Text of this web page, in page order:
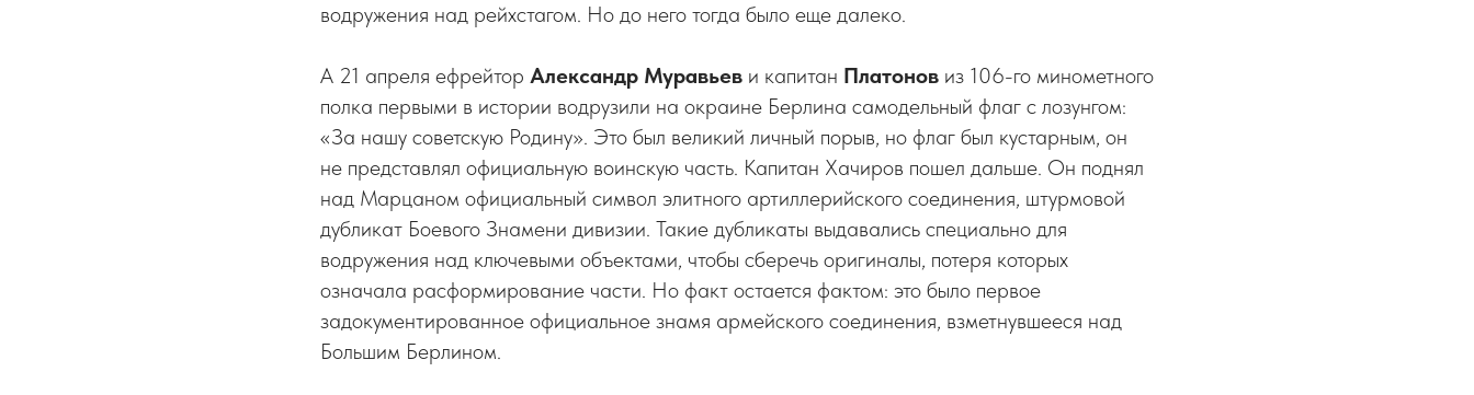
водружения над рейхстагом. Но до него тогда было еще далеко.
А 21 апреля ефрейтор Александр Муравьев и капитан Платонов из 106-го минометного
полка первыми в истории водрузили на окраине Берлина самодельный флаг с лозунгом:
«За нашу советскую Родину». Это был великий личный порыв, но флаг был кустарным, он
не представлял официальную воинскую часть. Капитан Хачиров пошел дальше. Он поднял
над Марцаном официальный символ элитного артиллерийского соединения, штурмовой
дубликат Боевого Знамени дивизии. Такие дубликаты выдавались специально для
водружения над ключевыми объектами, чтобы сберечь оригиналы, потеря которых
означала расформирование части. Но факт остается фактом: это было первое
задокументированное официальное знамя армейского соединения, взметнувшееся над
Большим Берлином.